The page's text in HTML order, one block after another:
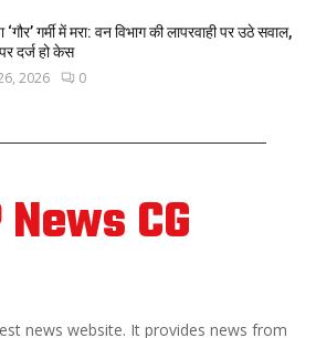
गर्मी में मरा: वन विभाग की लापरवाही पर उठे सवाल,
पर दर्ज हो केस
2026 0
CG
news website. It provides news from